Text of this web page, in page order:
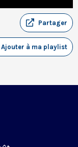
Partager
Ajouter à ma playlist